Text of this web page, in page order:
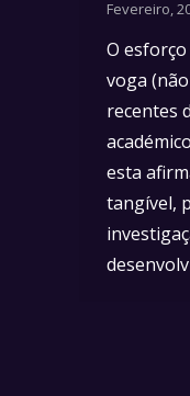
Fevereiro,
O esforço
voga
recentes
esta
tangível,